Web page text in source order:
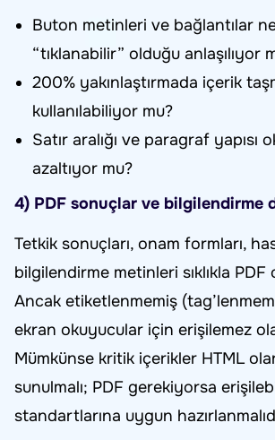
Buton metinleri ve bağlantılar
“tıklanabilir” olduğu anlaşılıyor
200% yakınlaştırmada içerik
kullanılabiliyor mu?
Satır aralığı ve paragraf yapısı
azaltıyor mu?
4) PDF sonuçlar ve bilgilendirme
Tetkik sonuçları, onam formları,
bilgilendirme metinleri sıklıkla PDF
Ancak etiketlenmemiş
ekran okuyucular için erişilemez
Mümkünse kritik içerikler HTML
sunulmalı; PDF gerekiyorsa
standartlarına uygun